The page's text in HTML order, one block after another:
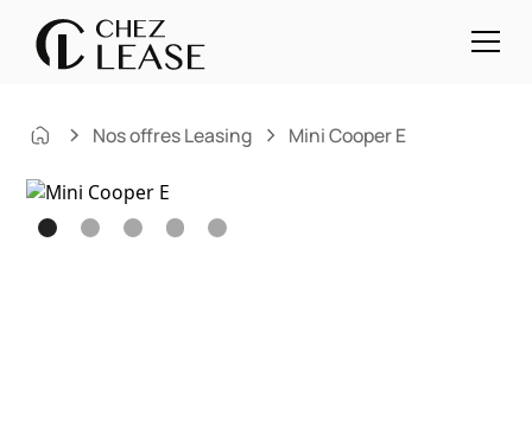
Nos offres Leasing Mini Cooper E